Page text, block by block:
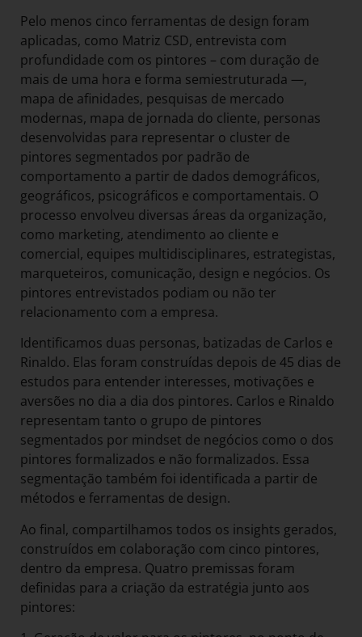
Pelo menos cinco ferramentas de design foram
aplicadas, como Matriz CSD, entrevista com
profundidade com os pintores – com duração de
mais de uma hora e forma semiestruturada —,
mapa de afinidades, pesquisas de mercado
modernas, mapa de jornada do cliente, personas
desenvolvidas para representar o cluster de
pintores segmentados por padrão de
comportamento a partir de dados demográficos,
geográficos, psicográficos e comportamentais. O
processo envolveu diversas áreas da organização,
como marketing, atendimento ao cliente e
comercial, equipes multidisciplinares, estrategistas,
marqueteiros, comunicação, design e negócios. Os
pintores entrevistados podiam ou não ter
relacionamento com a empresa.
Identificamos duas personas, batizadas de Carlos e
Rinaldo. Elas foram construídas depois de 45 dias de
estudos para entender interesses, motivações e
aversões no dia a dia dos pintores. Carlos e Rinaldo
representam tanto o grupo de pintores
segmentados por mindset de negócios como o dos
pintores formalizados e não formalizados. Essa
segmentação também foi identificada a partir de
métodos e ferramentas de design.
Ao final, compartilhamos todos os insights gerados,
construídos em colaboração com cinco pintores,
dentro da empresa. Quatro premissas foram
definidas para a criação da estratégia junto aos
pintores: